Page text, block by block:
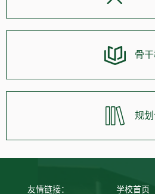
骨
规
友情链接： 学校首页